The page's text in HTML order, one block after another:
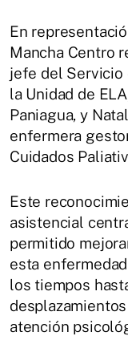
En
Mancha Centro
jefe del Servicio
la Unidad de
Paniagua, y
enfermera
Cuidados
Este
asistencial
permitido
esta
los tiempos
atención